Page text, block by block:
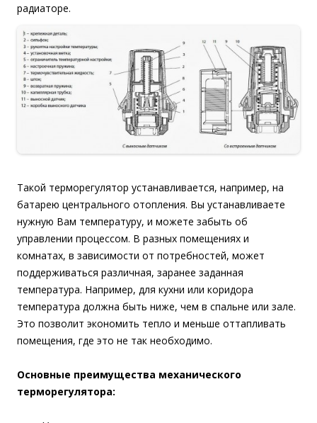
радиаторе.
Такой терморегулятор устанавливается, например, на
батарею центрального отопления. Вы устанавливаете
нужную Вам температуру, и можете забыть об
управлении процессом. В разных помещениях и
комнатах, в зависимости от потребностей, может
поддерживаться различная, заранее заданная
температура. Например, для кухни или коридора
температура должна быть ниже, чем в спальне или зале.
Это позволит экономить тепло и меньше оттапливать
помещения, где это не так необходимо.
Основные преимущества механического
терморегулятора: